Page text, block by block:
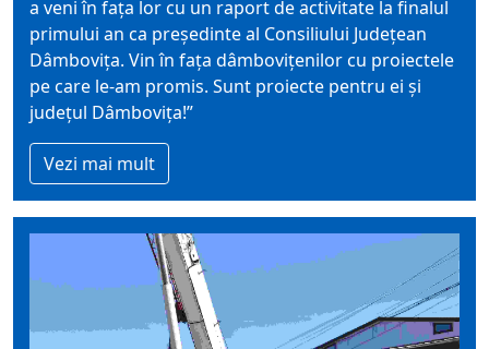
a veni în fața lor cu un raport de activitate la finalul
primului an ca președinte al Consiliului Județean
Dâmbovița. Vin în fața dâmbovițenilor cu proiectele
pe care le-am promis. Sunt proiecte pentru ei și
județul Dâmbovița!”
Vezi mai mult